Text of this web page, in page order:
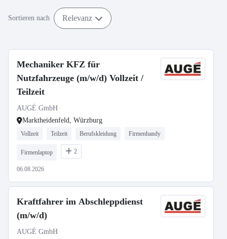
Sortieren nach Relevanz
Mechaniker KFZ für
Nutzfahrzeuge (m/w/d) Vollzeit /
Teilzeit
AUGÉ GmbH
Marktheidenfeld, Würzburg
Vollzeit Teilzeit Berufskleidung Firmenhandy
Firmenlaptop 2
06.08.2026
Kraftfahrer im Abschleppdienst
(m/w/d)
AUGÉ GmbH